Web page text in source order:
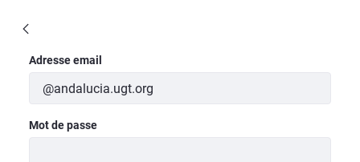
Authentification
Adresse email
Mot de passe